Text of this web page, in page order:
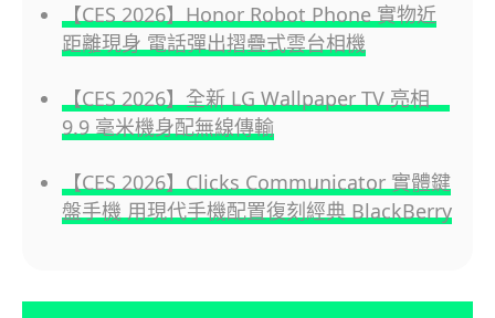
【CES 2026】Honor Robot Phone 實物近
距離現身 電話彈出摺疊式雲台相機
【CES 2026】全新 LG Wallpaper TV 亮相
9.9 毫米機身配無線傳輸
【CES 2026】Clicks Communicator 實體鍵
盤手機 用現代手機配置復刻經典 BlackBerry